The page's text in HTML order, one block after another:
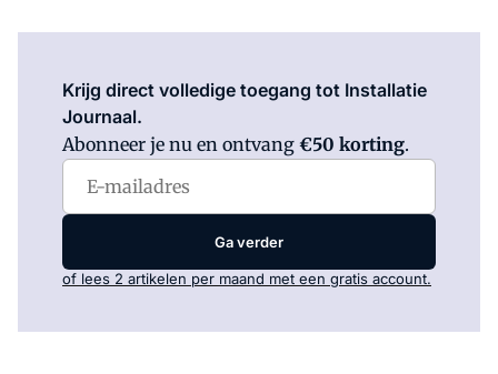
Krijg direct volledige toegang tot Installatie
Journaal.
Abonneer je nu en ontvang €50 korting.
Ga verder
of lees 2 artikelen per maand met een gratis account.